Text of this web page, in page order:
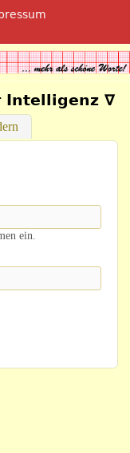
Intelligenz ∇
ein.